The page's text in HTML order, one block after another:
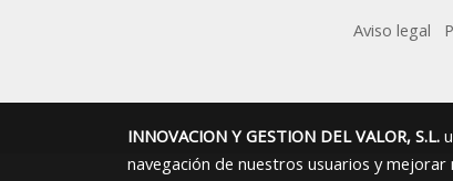
Aviso legal
INNOVACION Y GESTION DEL VALOR, S.L.
navegación de nuestros usuarios y